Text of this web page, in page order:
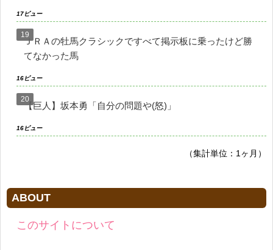
17ビュー
ＪＲＡの牡馬クラシックですべて掲示板に乗ったけど勝
てなかった馬
16ビュー
【巨人】坂本勇「自分の問題や(怒)」
16ビュー
（集計単位：1ヶ月）
ABOUT
このサイトについて